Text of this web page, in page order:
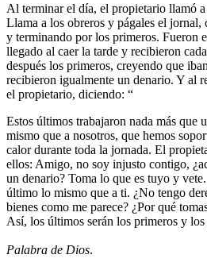
Al terminar el día, el propietario llamó
Llama a los obreros y págales el
y terminando por los primeros. Fueron
llegado al caer la tarde y recibieron
después los primeros, creyendo que
recibieron igualmente un denario. Y al
el propietario, diciendo: “
Estos últimos trabajaron nada más que
mismo que a nosotros, que hemos
calor durante toda la jornada. El
ellos: Amigo, no soy injusto contigo,
un denario? Toma lo que es tuyo y
último lo mismo que a ti. ¿No tengo
bienes como me parece? ¿Por qué
Así, los últimos serán los primeros y
Palabra de Dios.